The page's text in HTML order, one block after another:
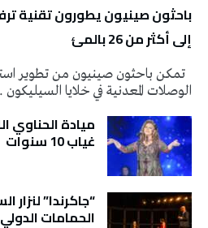
باحثون صينيون يطورون تقنية
إلى أكثر من 26 بالمئ
تمكن باحثون صينيون من تطوير
الوصلات المعدنية في خلايا
ميادة الحناوي
غياب 10 سنوات
“جاكرندا”
الحمامات